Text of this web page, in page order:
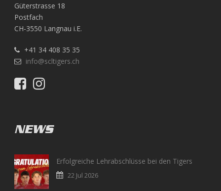
Güterstrasse 18
Postfach
CH-3550 Langnau i.E.
+41 34 408 35 35
info@scltigers.ch
NEWS
Erfolgreiche Lehrabschlüsse bei den Tigers
22 Jul 2026